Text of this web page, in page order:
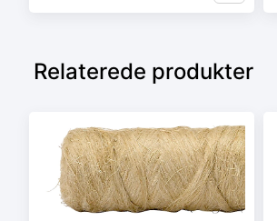
Relaterede produkter